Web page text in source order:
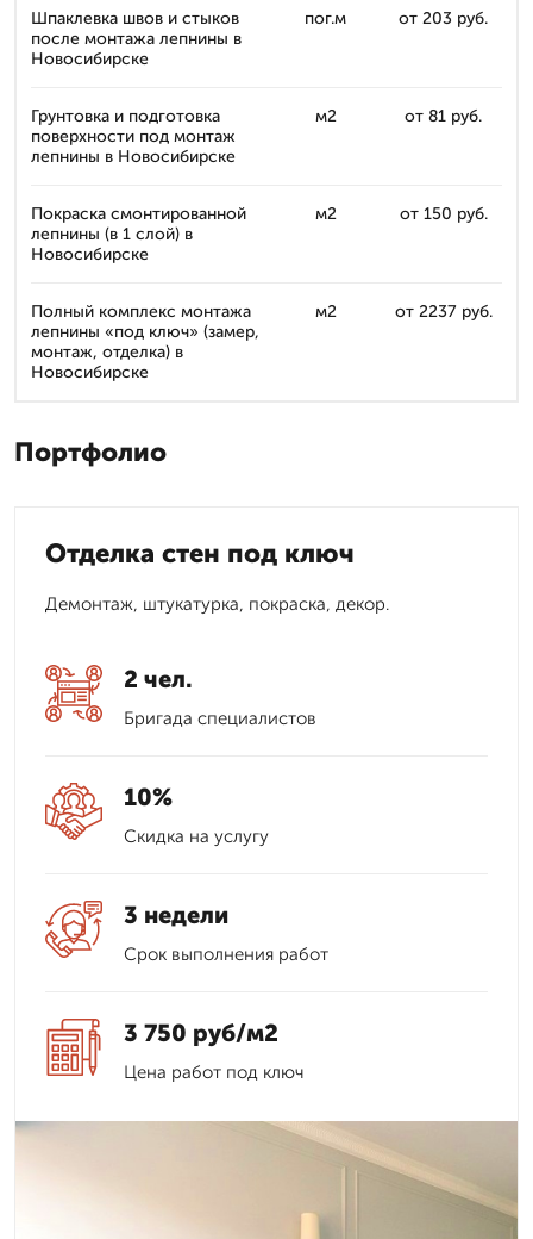
Шпаклевка швов и стыков
после монтажа лепнины в
Новосибирске
пог.м от 203 руб.
Грунтовка и подготовка
поверхности под монтаж
лепнины в Новосибирске
м2 от 81 руб.
Покраска смонтированной
лепнины (в 1 слой) в
Новосибирске
м2 от 150 руб.
Полный комплекс монтажа
лепнины «под ключ» (замер,
монтаж, отделка) в
Новосибирске
м2 от 2237 руб.
Портфолио
Отделка стен под ключ
Демонтаж, штукатурка, покраска, декор.
2 чел.
Бригада специалистов
10%
Скидка на услугу
3 недели
Срок выполнения работ
3 750 руб/м2
Цена работ под ключ